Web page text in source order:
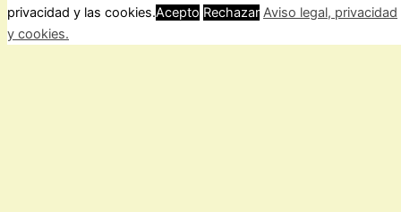
privacidad y las cookies.Acepto Rechazar Aviso legal, privacidad
y cookies.